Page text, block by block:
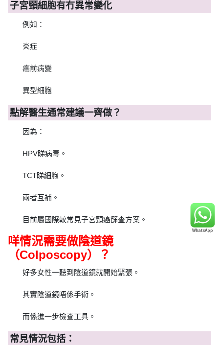
子宮頸細胞有冇異常變化
例如：
炎症
癌前病變
異型細胞
點解醫生通常建議一齊做？
因為：
HPV睇病毒。
TCT睇細胞。
兩者互補。
目前屬國際較常見子宮頸癌篩查方案。
咩情況需要做陰道鏡
（Colposcopy）？
好多女性一聽到陰道鏡就開始緊張。
其實陰道鏡唔係手術。
而係進一步檢查工具。
常見情況包括：